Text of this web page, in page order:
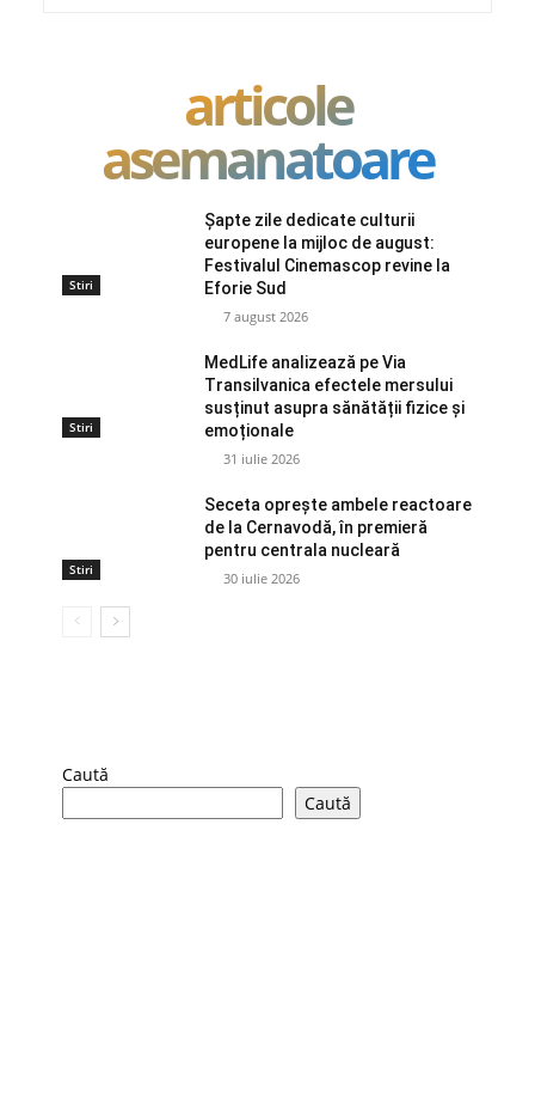
articole
asemanatoare
Stiri
Șapte zile dedicate culturii
europene la mijloc de august:
Festivalul Cinemascop revine la
Eforie Sud
7 august 2026
Stiri
MedLife analizează pe Via
Transilvanica efectele mersului
susținut asupra sănătății fizice și
emoționale
31 iulie 2026
Stiri
Seceta oprește ambele reactoare
de la Cernavodă, în premieră
pentru centrala nucleară
30 iulie 2026
Caută
Caută